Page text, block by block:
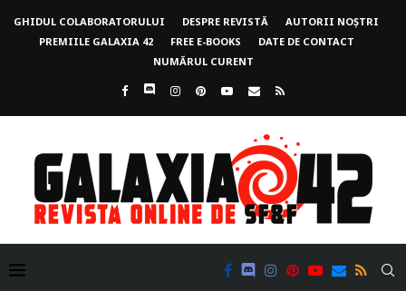
GHIDUL COLABORATORULUI DESPRE REVISTĂ
AUTORII NOȘTRI
PREMIILE GALAXIA 42
FREE E-BOOKS
DATE DE CONTACT
NUMĂRUL CURENT